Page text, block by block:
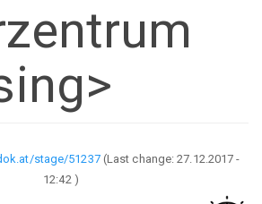
stage/51237(Last change:27.12.2017 -
12:42 )